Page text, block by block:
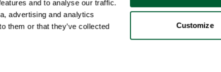
and to analyse our traffic.
advertising and analytics
them or that they’ve collected
Customize